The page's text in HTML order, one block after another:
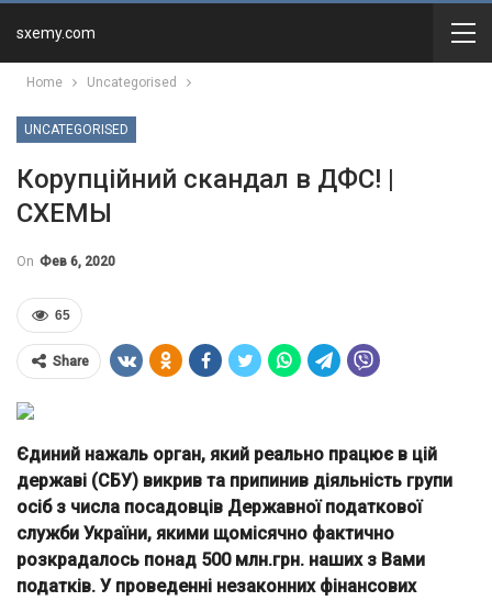
sxemy.com
Home Uncategorised
UNCATEGORISED
Корупційний скандал в ДФС! |
СХЕМЫ
On Фев 6, 2020
65
Share
Єдиний нажаль орган, який реально працює в цій
державі (СБУ) викрив та припинив діяльність групи
осіб з числа посадовців Державної податкової
служби України, якими щомісячно фактично
розкрадалось понад 500 млн.грн. наших з Вами
податків. У проведенні незаконних фінансових